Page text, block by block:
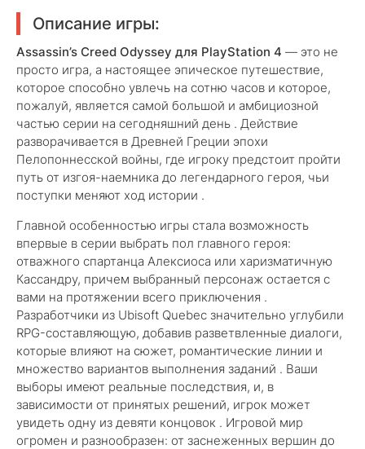
Описание игры:
Assassin’s Creed Odyssey для PlayStation 4 — это не
просто игра, а настоящее эпическое путешествие,
которое способно увлечь на сотню часов и которое,
пожалуй, является самой большой и амбициозной
частью серии на сегодняшний день . Действие
разворачивается в Древней Греции эпохи
Пелопоннесской войны, где игроку предстоит пройти
путь от изгоя-наемника до легендарного героя, чьи
поступки меняют ход истории .
Главной особенностью игры стала возможность
впервые в серии выбрать пол главного героя:
отважного спартанца Алексиоса или харизматичную
Кассандру, причем выбранный персонаж остается с
вами на протяжении всего приключения .
Разработчики из Ubisoft Quebec значительно углубили
RPG-составляющую, добавив разветвленные диалоги,
которые влияют на сюжет, романтические линии и
множество вариантов выполнения заданий . Ваши
выборы имеют реальные последствия, и, в
зависимости от принятых решений, игрок может
увидеть одну из девяти концовок . Игровой мир
огромен и разнообразен: от заснеженных вершин до